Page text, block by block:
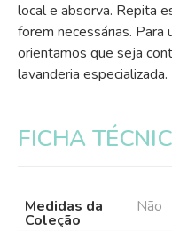
local e absorva. Repita
forem necessárias. Para
orientamos que seja
lavanderia especializada.
FICHA
Medidas da
Coleção
Não